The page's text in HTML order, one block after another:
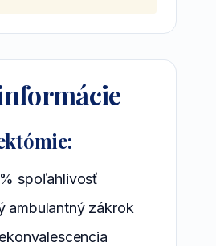
spoľahlivosť
ambulantný zákrok